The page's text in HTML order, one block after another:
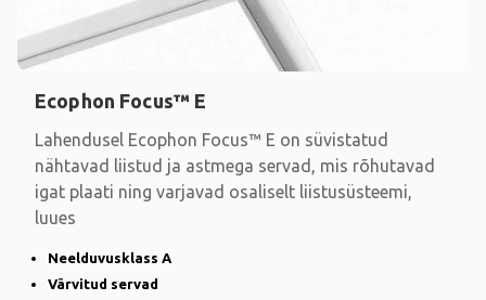
Ecophon Focus™ E
Lahendusel Ecophon Focus™ E on süvistatud
nähtavad liistud ja astmega servad, mis rõhutavad
igat plaati ning varjavad osaliselt liistusüsteemi,
luues
Neelduvusklass A
Värvitud servad